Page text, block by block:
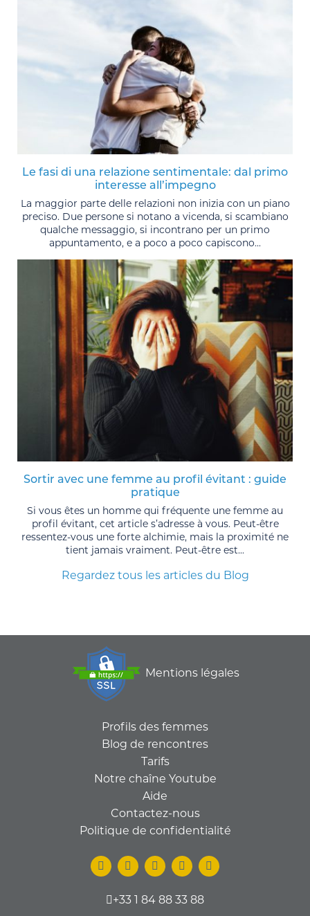
Le fasi di una relazione sentimentale: dal primo
interesse all’impegno
La maggior parte delle relazioni non inizia con un piano
preciso. Due persone si notano a vicenda, si scambiano
qualche messaggio, si incontrano per un primo
appuntamento, e a poco a poco capiscono...
Sortir avec une femme au profil évitant : guide
pratique
Si vous êtes un homme qui fréquente une femme au
profil évitant, cet article s’adresse à vous. Peut-être
ressentez-vous une forte alchimie, mais la proximité ne
tient jamais vraiment. Peut-être est...
Regardez tous les articles du Blog
Mentions légales
Profils des femmes
Blog de rencontres
Tarifs
Notre chaîne Youtube
Aide
Contactez-nous
Politique de confidentialité
+33 1 84 88 33 88